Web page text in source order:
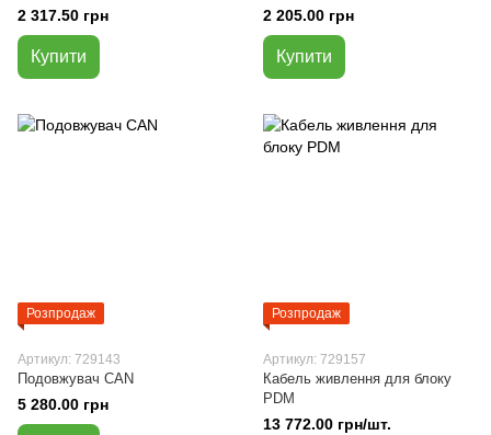
2 317.50 грн
Купити
кг)
2 205.00 грн
Купити
Розпродаж
Артикул: 729143
Подовжувач CAN
5 280.00 грн
Розпродаж
Артикул: 729157
Кабель живлення для блоку
PDM
13 772.00 грн/шт.